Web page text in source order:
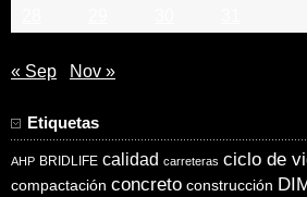
« Sep Nov »
Etiquetas
AHP BRIDLIFE calidad carreteras ciclo de
compactación concreto construcción